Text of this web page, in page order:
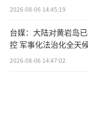
2026-08-06 14:45:19
台媒：大陆对黄岩岛
控 军事化法治化全天
2026-08-06 14:47:02